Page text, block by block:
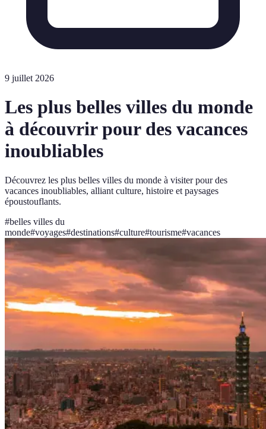
9 juillet 2026
Les plus belles villes du monde
à découvrir pour des vacances
inoubliables
Découvrez les plus belles villes du monde à visiter pour des
vacances inoubliables, alliant culture, histoire et paysages
époustouflants.
#belles villes du
monde#voyages#destinations#culture#tourisme#vacances